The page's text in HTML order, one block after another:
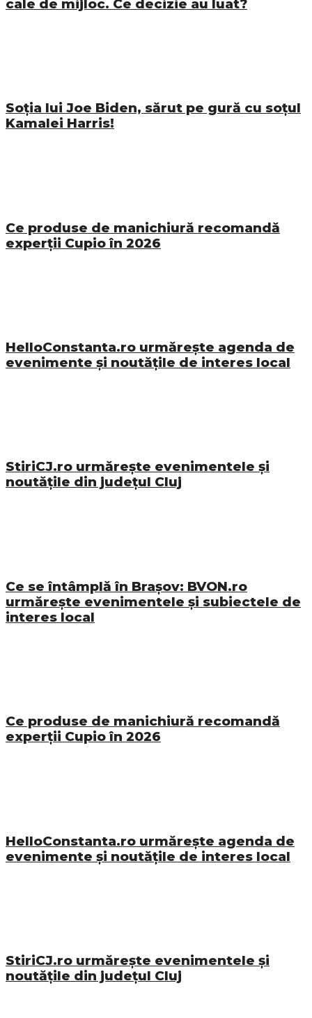
cale de mijloc. Ce decizie au luat?
Soția lui Joe Biden, sărut pe gură cu soțul
Kamalei Harris!
Ce produse de manichiură recomandă
experții Cupio în 2026
HelloConstanta.ro urmărește agenda de
evenimente și noutățile de interes local
StiriCJ.ro urmărește evenimentele și
noutățile din județul Cluj
Ce se întâmplă în Brașov: BVON.ro
urmărește evenimentele și subiectele de
interes local
Ce produse de manichiură recomandă
experții Cupio în 2026
HelloConstanta.ro urmărește agenda de
evenimente și noutățile de interes local
StiriCJ.ro urmărește evenimentele și
noutățile din județul Cluj